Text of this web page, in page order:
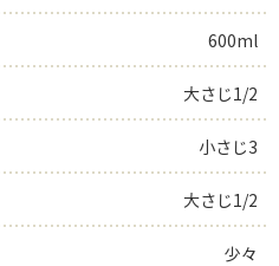
600ml
大さじ1/2
小さじ3
大さじ1/2
少々